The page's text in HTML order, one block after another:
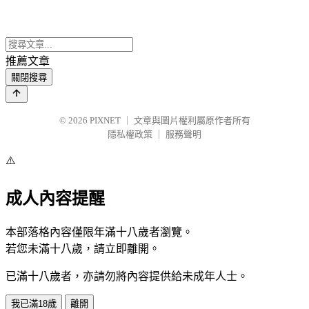
推薦文章
關閉搜尋
© 2026 PIXNET
文章與圖片權利屬原作者所有
隱私權政策
服務聲明
⚠️
成人內容提醒
本部落格內容僅限年滿十八歲者瀏覽。
若您未滿十八歲，請立即離開。
已滿十八歲者，亦請勿將內容提供給未成年人士。
我已滿18歲 離開